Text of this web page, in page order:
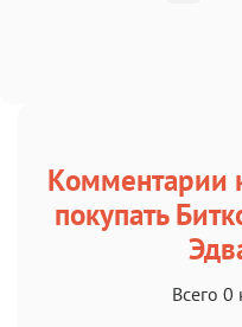
Комментарии
покупать
Всего